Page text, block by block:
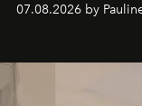
générationnel.
07.08.2026 by